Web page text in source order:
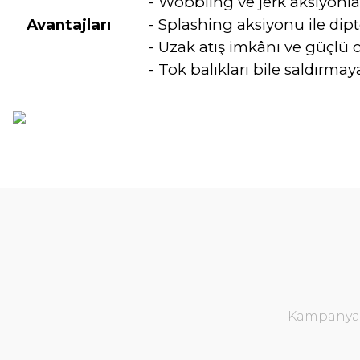
Avantajları
- Splashing aksiyonu ile
- Uzak atış imkânı ve güçlü
- Tok balıkları bile